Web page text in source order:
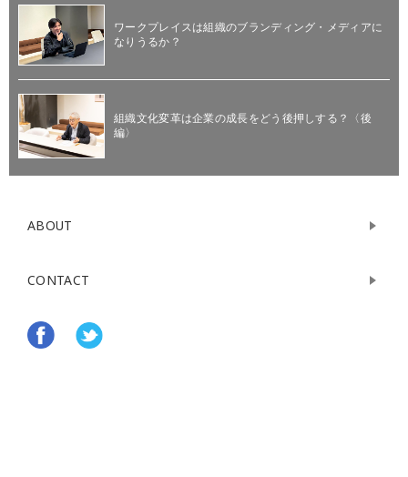
ワークプレイスは組織のブランディング・メディアに
なりうるか？
組織文化変革は企業の成長をどう後押しする？〈後
編〉
ABOUT
CONTACT